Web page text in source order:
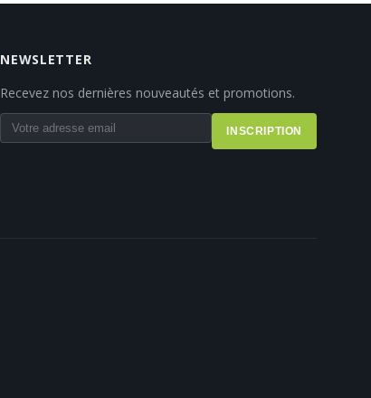
NEWSLETTER
Recevez nos dernières nouveautés et promotions.
INSCRIPTION